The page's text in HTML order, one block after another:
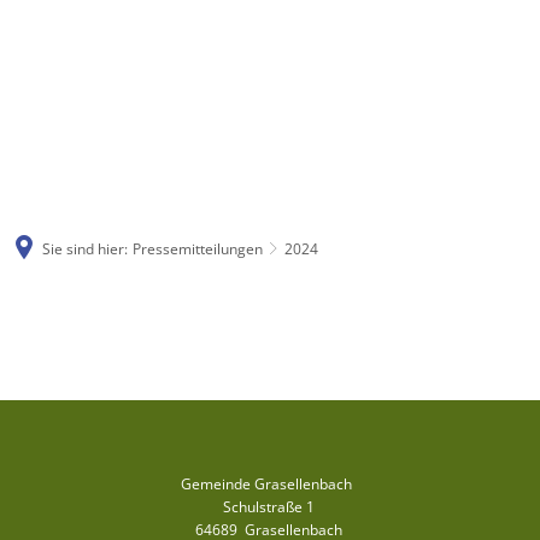
Sie sind hier: Pressemitteilungen 2024
Gemeinde Grasellenbach
Schulstraße 1
64689 Grasellenbach